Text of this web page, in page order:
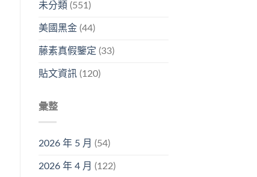
未分類 (551)
美國黑金(44)
藤素真假鑒定 (33)
貼文資訊(120)
彙整
2026 年 5 月 (54)
2026 年 4 月 (122)